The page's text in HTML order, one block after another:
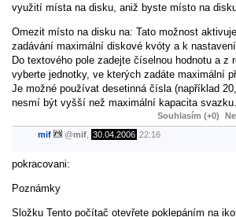
využití místa na disku, aniž byste místo na
Omezit místo na disku na: Tato možnost
zadávání maximální diskové kvóty a k nastavení
Do textového pole zadejte číselnou hodnotu a z
vyberte jednotky, ve kterých zadáte maximální
Je možné používat desetinná čísla (například
nesmí být vyšší než maximální kapacita svazku.
Souhlasím (+0)
mif @mif 30.04.2006 22:16
pokracovani:
Poznámky
Složku Tento počítač otevřete poklepáním na